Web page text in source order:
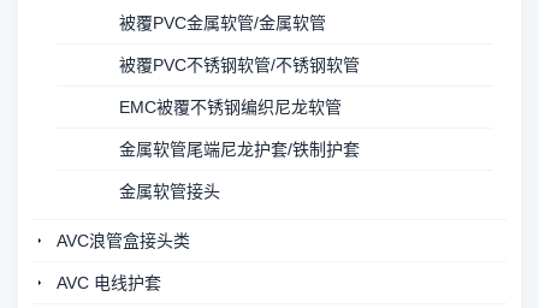
被覆PVC金属软管/金属软管
被覆PVC不锈钢软管/不锈钢软管
EMC被覆不锈钢编织尼龙软管
金属软管尾端尼龙护套/铁制护套
金属软管接头
AVC浪管盒接头类
AVC 电线护套